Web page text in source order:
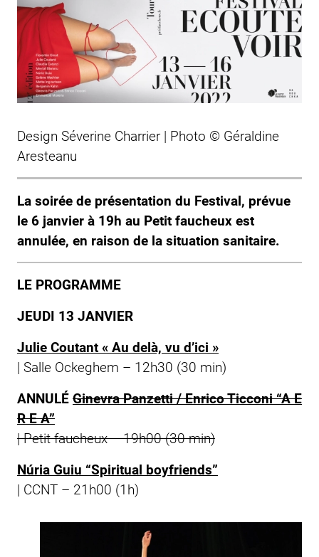
Design Séverine Charrier | Photo © Géraldine
Aresteanu
La soirée de présentation du Festival, prévue
le 6 janvier à 19h au Petit faucheux est
annulée, en raison de la situation sanitaire.
LE PROGRAMME
JEUDI 13 JANVIER
Julie Coutant « Au delà, vu d’ici »
| Salle Ockeghem – 12h30 (30 min)
ANNULÉ Ginevra Panzetti / Enrico Ticconi “A E
R E A”
|Petit faucheux– 19h00 (30 min)
Núria Guiu “Spiritual boyfriends”
| CCNT – 21h00 (1h)